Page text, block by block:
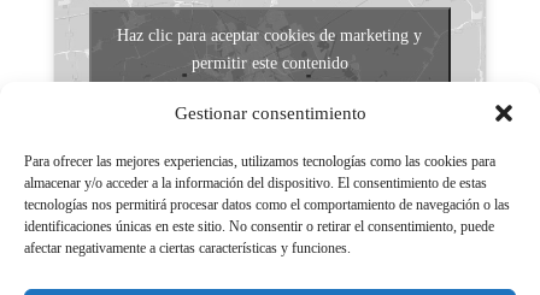
Gestionar consentimiento
Para ofrecer las mejores experiencias, utilizamos tecnologías como las cookies para
almacenar y/o acceder a la información del dispositivo. El consentimiento de estas
tecnologías nos permitirá procesar datos como el comportamiento de navegación o las
identificaciones únicas en este sitio. No consentir o retirar el consentimiento, puede
afectar negativamente a ciertas características y funciones.
Haz clic para aceptar cookies de marketing y
permitir este contenido
Aviso legal